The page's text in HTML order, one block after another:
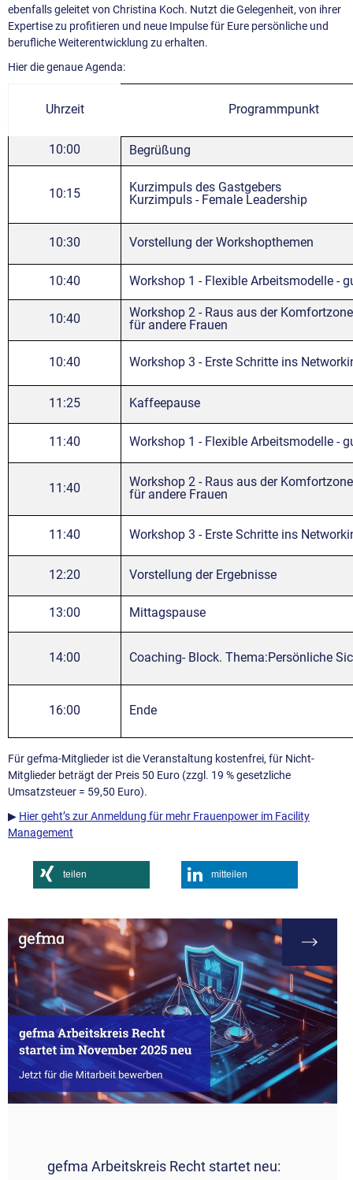
ebenfalls geleitet von Christina Koch. Nutzt die Gelegenheit, von ihrer
Expertise zu profitieren und neue Impulse für Eure persönliche und
berufliche Weiterentwicklung zu erhalten.
Hier die genaue Agenda:
Uhrzeit Programmpunkt
10:00 Begrüßung
10:15
Kurzimpuls des Gastgebers
Kurzimpuls - Female Leadership
10:30 Vorstellung der Workshopthemen
10:40 Workshop 1 - Flexible Arbeitsmodelle -
10:40
Workshop 2 - Raus aus der
für andere Frauen
10:40 Workshop 3 - Erste Schritte ins
11:25 Kaffeepause
11:40 Workshop 1 - Flexible Arbeitsmodelle -
11:40
Workshop 2 - Raus aus der
für andere Frauen
11:40 Workshop 3 - Erste Schritte ins
12:20 Vorstellung der Ergebnisse
13:00 Mittagspause
14:00 Coaching- Block. Thema:Persönliche
16:00 Ende
Für gefma-Mitglieder ist die Veranstaltung kostenfrei, für Nicht-
Mitglieder beträgt der Preis 50 Euro (zzgl. 19 % gesetzliche
Umsatzsteuer = 59,50 Euro).
▶ Hier geht’s zur Anmeldung für mehr Frauenpower im Facility
Management
teilen mitteilen
gefma Arbeitskreis Recht startet neu: